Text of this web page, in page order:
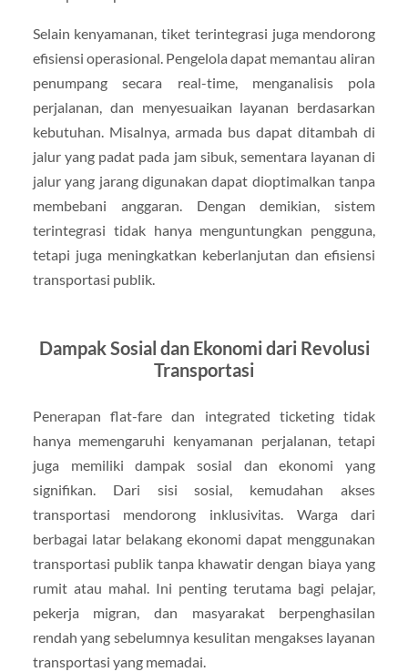
Selain kenyamanan, tiket terintegrasi juga mendorong
efisiensi operasional. Pengelola dapat memantau aliran
penumpang secara real-time, menganalisis pola
perjalanan, dan menyesuaikan layanan berdasarkan
kebutuhan. Misalnya, armada bus dapat ditambah di
jalur yang padat pada jam sibuk, sementara layanan di
jalur yang jarang digunakan dapat dioptimalkan tanpa
membebani anggaran. Dengan demikian, sistem
terintegrasi tidak hanya menguntungkan pengguna,
tetapi juga meningkatkan keberlanjutan dan efisiensi
transportasi publik.
Dampak Sosial dan Ekonomi dari Revolusi
Transportasi
Penerapan flat-fare dan integrated ticketing tidak
hanya memengaruhi kenyamanan perjalanan, tetapi
juga memiliki dampak sosial dan ekonomi yang
signifikan. Dari sisi sosial, kemudahan akses
transportasi mendorong inklusivitas. Warga dari
berbagai latar belakang ekonomi dapat menggunakan
transportasi publik tanpa khawatir dengan biaya yang
rumit atau mahal. Ini penting terutama bagi pelajar,
pekerja migran, dan masyarakat berpenghasilan
rendah yang sebelumnya kesulitan mengakses layanan
transportasi yang memadai.